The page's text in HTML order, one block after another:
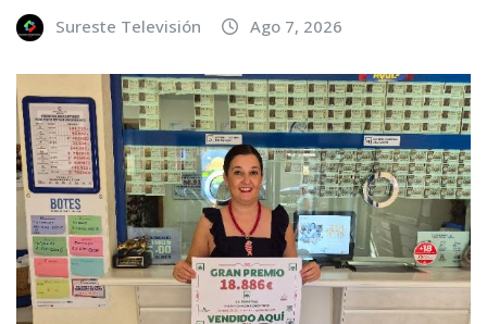
Sureste Televisión Ago 7, 2026